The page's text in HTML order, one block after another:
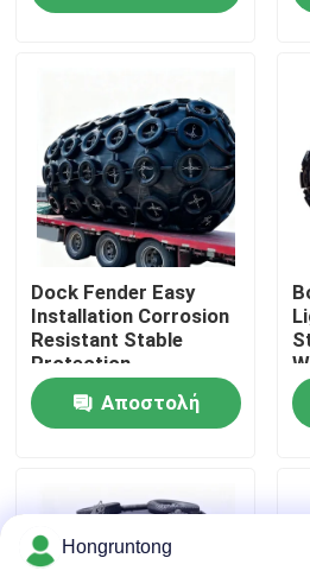
Σχετικά με εμάς
Επισκέψεις στο εργοστάσιο
Έλεγχος ποιότητας
Ζητήστε μια προσφορά
Λαστιχένιο κιγκλίδωμα
Πνευματικό λαστιχένιο
Dock Fender Easy
Installation Corrosion
Resistant Stable
Protection
Αποστολή
Hongruntong